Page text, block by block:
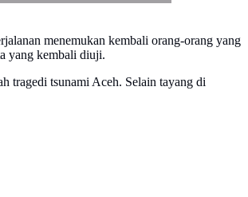
menemukan kembali orang-orang yang
yang kembali diuji.
tragedi tsunami Aceh. Selain tayang di